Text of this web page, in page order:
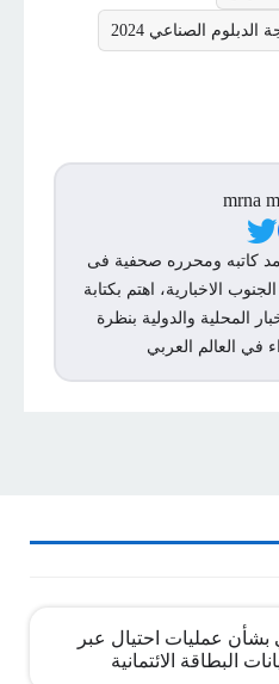
الدبلوم الصناعي 2024
mrna
كاتبه ومحرره صحفية فى
الاخبارية، اهتم بكتابة
المحلية والدولية بنظرة
في العالم العربي
بشأن عمليات احتيال عبر
البطاقة الائتمانية